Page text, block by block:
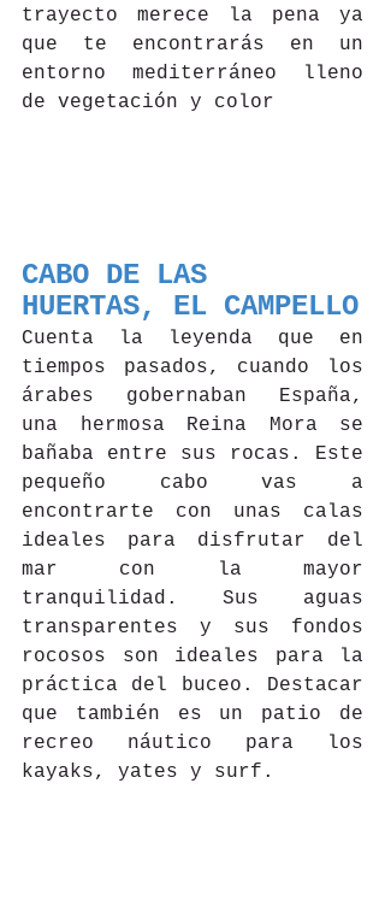
trayecto merece la pena ya
que te encontrarás en un
entorno mediterráneo lleno
de vegetación y color
CABO DE LAS
HUERTAS, EL CAMPELLO
Cuenta la leyenda que en
tiempos pasados, cuando los
árabes gobernaban España,
una hermosa Reina Mora se
bañaba entre sus rocas. Este
pequeño cabo vas a
encontrarte con unas calas
ideales para disfrutar del
mar con la mayor
tranquilidad. Sus aguas
transparentes y sus fondos
rocosos son ideales para la
práctica del buceo. Destacar
que también es un patio de
recreo náutico para los
kayaks, yates y surf.